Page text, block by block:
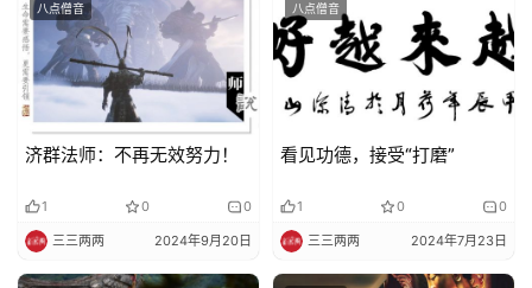
八点僧音
济群法师：不再无效努力！
1 0 0
三三两两 2024年9月20日
八点僧音
看见功德，接受“打磨”
1 0 0
三三两两 2024年7月23日